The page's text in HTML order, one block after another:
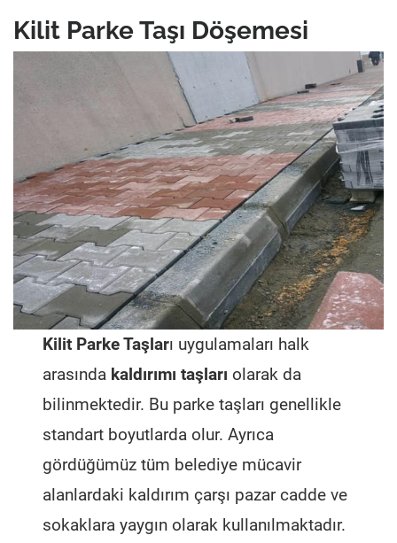
Kilit Parke Taşı Döşemesi
Kilit Parke Taşları uygulamaları halk
arasında kaldırımı taşları olarak da
bilinmektedir. Bu parke taşları genellikle
standart boyutlarda olur. Ayrıca
gördüğümüz tüm belediye mücavir
alanlardaki kaldırım çarşı pazar cadde ve
sokaklara yaygın olarak kullanılmaktadır.